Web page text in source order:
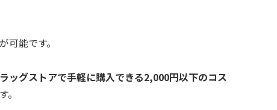
能です。
ッグストアで手軽に購入できる2,000円以下のコス
。